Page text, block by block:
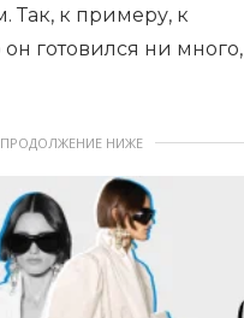
Так, к примеру, к
готовился ни много,
ПРОДОЛЖЕНИЕ НИЖЕ